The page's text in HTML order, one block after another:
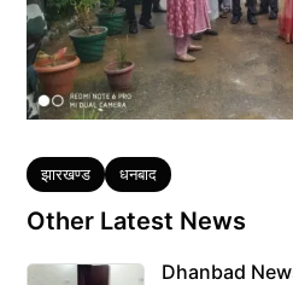
Tags
झारखण्ड धनबाद
Other Latest News
Dhanbad